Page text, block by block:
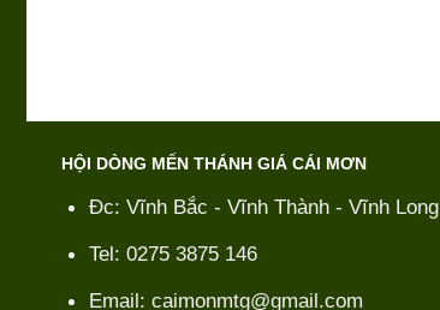
HỘI DÒNG MẾN THÁNH GIÁ CÁI MƠN
Đc: Vĩnh Bắc - Vĩnh Thành - Vĩnh Long
Tel: 0275 3875 146
Email: caimonmtg@gmail.com